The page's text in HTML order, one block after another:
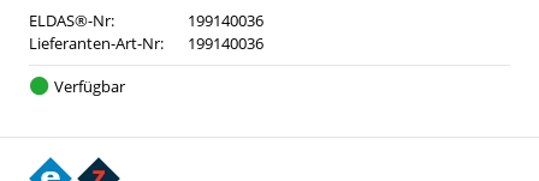
ELDAS®-Nr:
199140036
Lieferanten-Art-Nr:
199140036
Verfügbar